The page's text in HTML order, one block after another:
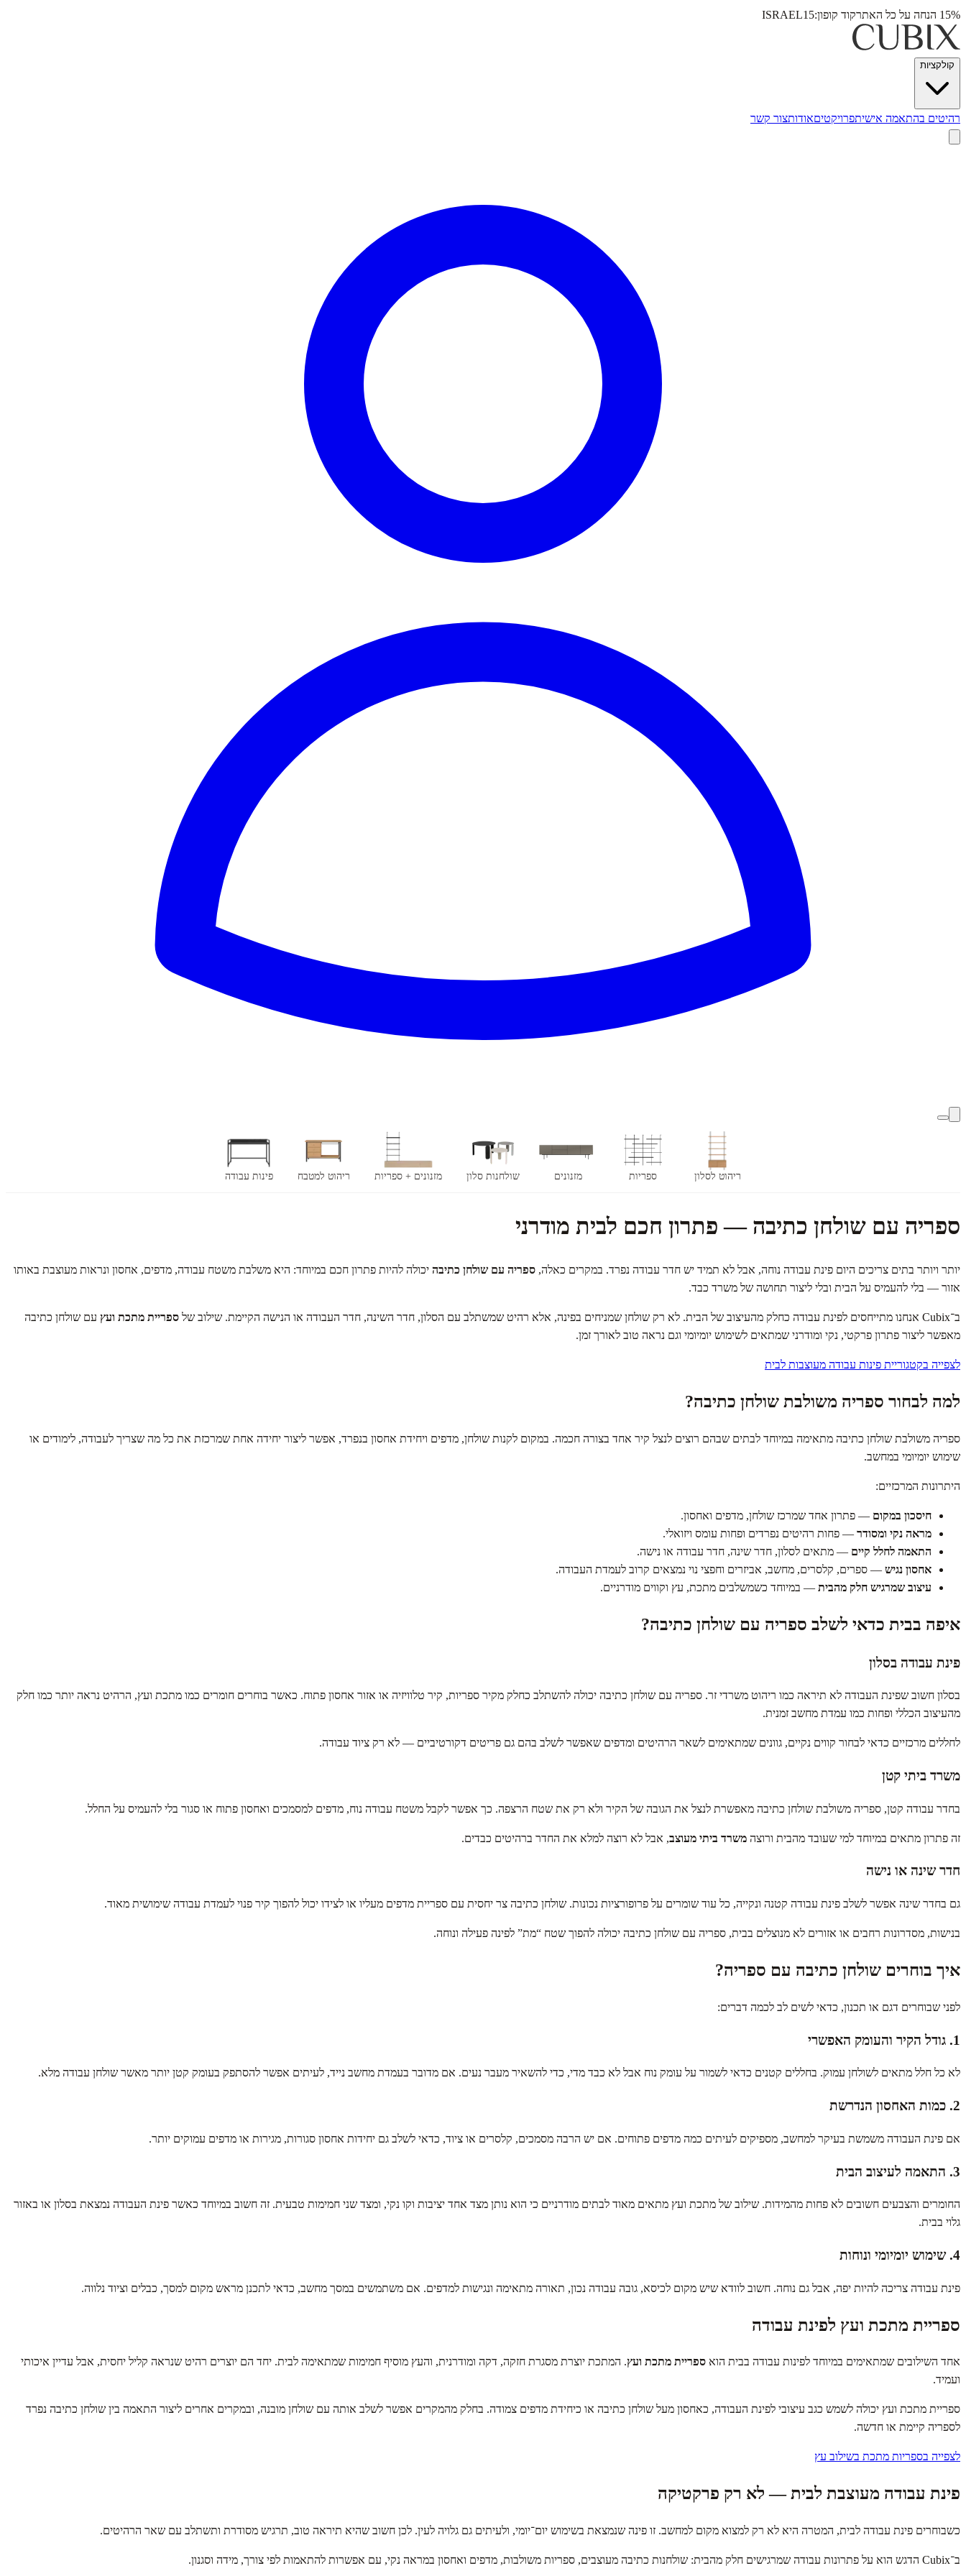
15% הנחה על כל האתר קוד קופון:ISRAEL15
קולקציות
רהיטים בהתאמה אישיתפרויקטיםאודותצור קשר
ריהוט לסלון ספריות מזנונים שולחנות סלון מזנונים + ספריות ריהוט למטבח פינות עבודה
ספריה עם שולחן כתיבה — פתרון חכם לבית מודרני
יותר ויותר בתים צריכים היום פינת עבודה נוחה, אבל לא תמיד יש חדר עבודה נפרד. במקרים כאלה, ספריה עם שולחן כתיבה יכולה להיות פתרון חכם במיוחד: היא משלבת משטח עבודה, מדפים, אחסון ונראות מעוצבת באותו
אזור — בלי להעמיס על הבית ובלי ליצור תחושה של משרד כבד.
ב־Cubix אנחנו מתייחסים לפינת עבודה כחלק מהעיצוב של הבית. לא רק שולחן שמניחים בפינה, אלא רהיט שמשתלב עם הסלון, חדר השינה, חדר העבודה או הנישה הקיימת. שילוב של ספריית מתכת ועץ עם שולחן כתיבה
מאפשר ליצור פתרון פרקטי, נקי ומודרני שמתאים לשימוש יומיומי וגם נראה טוב לאורך זמן.
לצפייה בקטגוריית פינות עבודה מעוצבות לבית
למה לבחור ספריה משולבת שולחן כתיבה?
ספריה משולבת שולחן כתיבה מתאימה במיוחד לבתים שבהם רוצים לנצל קיר אחד בצורה חכמה. במקום לקנות שולחן, מדפים ויחידת אחסון בנפרד, אפשר ליצור יחידה אחת שמרכזת את כל מה שצריך לעבודה, לימודים או
שימוש יומיומי במחשב.
היתרונות המרכזיים:
חיסכון במקום — פתרון אחד שמרכז שולחן, מדפים ואחסון.
מראה נקי ומסודר — פחות רהיטים נפרדים ופחות עומס ויזואלי.
התאמה לחלל קיים — מתאים לסלון, חדר שינה, חדר עבודה או נישה.
אחסון נגיש — ספרים, קלסרים, מחשב, אביזרים וחפצי נוי נמצאים קרוב לעמדת העבודה.
עיצוב שמרגיש חלק מהבית — במיוחד כשמשלבים מתכת, עץ וקווים מודרניים.
איפה בבית כדאי לשלב ספריה עם שולחן כתיבה?
פינת עבודה בסלון
בסלון חשוב שפינת העבודה לא תיראה כמו ריהוט משרדי זר. ספריה עם שולחן כתיבה יכולה להשתלב כחלק מקיר ספריות, קיר טלוויזיה או אזור אחסון פתוח. כאשר בוחרים חומרים כמו מתכת ועץ, הרהיט נראה יותר כמו חלק
מהעיצוב הכללי ופחות כמו עמדת מחשב זמנית.
לחללים מרכזיים כדאי לבחור קווים נקיים, גוונים שמתאימים לשאר הרהיטים ומדפים שאפשר לשלב בהם גם פריטים דקורטיביים — לא רק ציוד עבודה.
משרד ביתי קטן
בחדר עבודה קטן, ספריה משולבת שולחן כתיבה מאפשרת לנצל את הגובה של הקיר ולא רק את שטח הרצפה. כך אפשר לקבל משטח עבודה נוח, מדפים למסמכים ואחסון פתוח או סגור בלי להעמיס על החלל.
זה פתרון מתאים במיוחד למי שעובד מהבית ורוצה משרד ביתי מעוצב, אבל לא רוצה למלא את החדר ברהיטים כבדים.
חדר שינה או נישה
גם בחדר שינה אפשר לשלב פינת עבודה קטנה ונקייה, כל עוד שומרים על פרופורציות נכונות. שולחן כתיבה צר יחסית עם ספריית מדפים מעליו או לצידו יכול להפוך קיר פנוי לעמדת עבודה שימושית מאוד.
בנישות, מסדרונות רחבים או אזורים לא מנוצלים בבית, ספריה עם שולחן כתיבה יכולה להפוך שטח “מת” לפינה פעילה ונוחה.
איך בוחרים שולחן כתיבה עם ספריה?
לפני שבוחרים דגם או תכנון, כדאי לשים לב לכמה דברים:
1. גודל הקיר והעומק האפשרי
לא כל חלל מתאים לשולחן עמוק. בחללים קטנים כדאי לשמור על עומק נוח אבל לא כבד מדי, כדי להשאיר מעבר נעים. אם מדובר בעמדת מחשב נייד, לעיתים אפשר להסתפק בעומק קטן יותר מאשר שולחן עבודה מלא.
2. כמות האחסון הנדרשת
אם פינת העבודה משמשת בעיקר למחשב, מספיקים לעיתים כמה מדפים פתוחים. אם יש הרבה מסמכים, קלסרים או ציוד, כדאי לשלב גם יחידות אחסון סגורות, מגירות או מדפים עמוקים יותר.
3. התאמה לעיצוב הבית
החומרים והצבעים חשובים לא פחות מהמידות. שילוב של מתכת ועץ מתאים מאוד לבתים מודרניים כי הוא נותן מצד אחד יציבות וקו נקי, ומצד שני חמימות טבעית. זה חשוב במיוחד כאשר פינת העבודה נמצאת בסלון או באזור
גלוי בבית.
4. שימוש יומיומי ונוחות
פינת עבודה צריכה להיות יפה, אבל גם נוחה. חשוב לוודא שיש מקום לכיסא, גובה עבודה נכון, תאורה מתאימה ונגישות למדפים. אם משתמשים במסך מחשב, כדאי לתכנן מראש מקום למסך, כבלים וציוד נלווה.
ספריית מתכת ועץ לפינת עבודה
אחד השילובים שמתאימים במיוחד לפינות עבודה בבית הוא ספריית מתכת ועץ. המתכת יוצרת מסגרת חזקה, דקה ומודרנית, והעץ מוסיף חמימות שמתאימה לבית. יחד הם יוצרים רהיט שנראה קליל יחסית, אבל עדיין איכותי
ועמיד.
ספריית מתכת ועץ יכולה לשמש כגב עיצובי לפינת העבודה, כאחסון מעל שולחן כתיבה או כיחידת מדפים צמודה. בחלק מהמקרים אפשר לשלב אותה עם שולחן מובנה, ובמקרים אחרים ליצור התאמה בין שולחן כתיבה נפרד
לספריה קיימת או חדשה.
לצפייה בספריות מתכת בשילוב עץ
פינת עבודה מעוצבת לבית — לא רק פרקטיקה
כשבוחרים פינת עבודה לבית, המטרה היא לא רק למצוא מקום למחשב. זו פינה שנמצאת בשימוש יום־יומי, ולעיתים גם גלויה לעין. לכן חשוב שהיא תיראה טוב, תרגיש מסודרת ותשתלב עם שאר הרהיטים.
ב־Cubix הדגש הוא על פתרונות עבודה שמרגישים חלק מהבית: שולחנות כתיבה מעוצבים, ספריות משולבות, מדפים ואחסון במראה נקי, עם אפשרות להתאמות לפי צורך, מידה וסגנון.